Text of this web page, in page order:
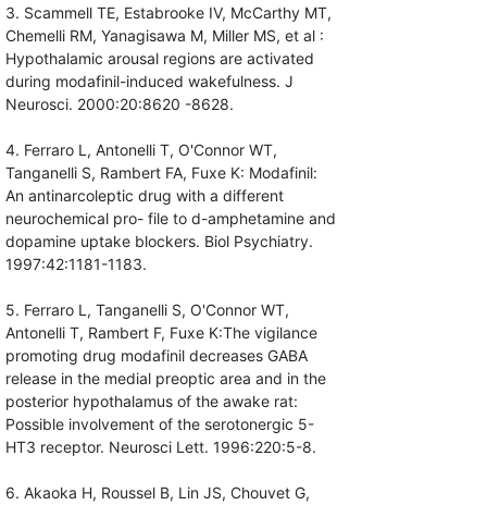
3. Scammell TE, Estabrooke IV, McCarthy MT,
Chemelli RM, Yanagisawa M, Miller MS, et al :
Hypothalamic arousal regions are activated
during modafinil-induced wakefulness. J
Neurosci. 2000:20:8620 -8628.
4. Ferraro L, Antonelli T, O'Connor WT,
Tanganelli S, Rambert FA, Fuxe K: Modafinil:
An antinarcoleptic drug with a different
neurochemical pro- file to d-amphetamine and
dopamine uptake blockers. Biol Psychiatry.
1997:42:1181-1183.
5. Ferraro L, Tanganelli S, O'Connor WT,
Antonelli T, Rambert F, Fuxe K:The vigilance
promoting drug modafinil decreases GABA
release in the medial preoptic area and in the
posterior hypothalamus of the awake rat:
Possible involvement of the serotonergic 5-
HT3 receptor. Neurosci Lett. 1996:220:5-8.
6. Akaoka H, Roussel B, Lin JS, Chouvet G,